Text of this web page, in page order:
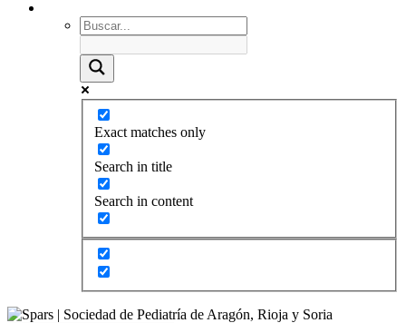
Exact matches only
Search in title
Search in content